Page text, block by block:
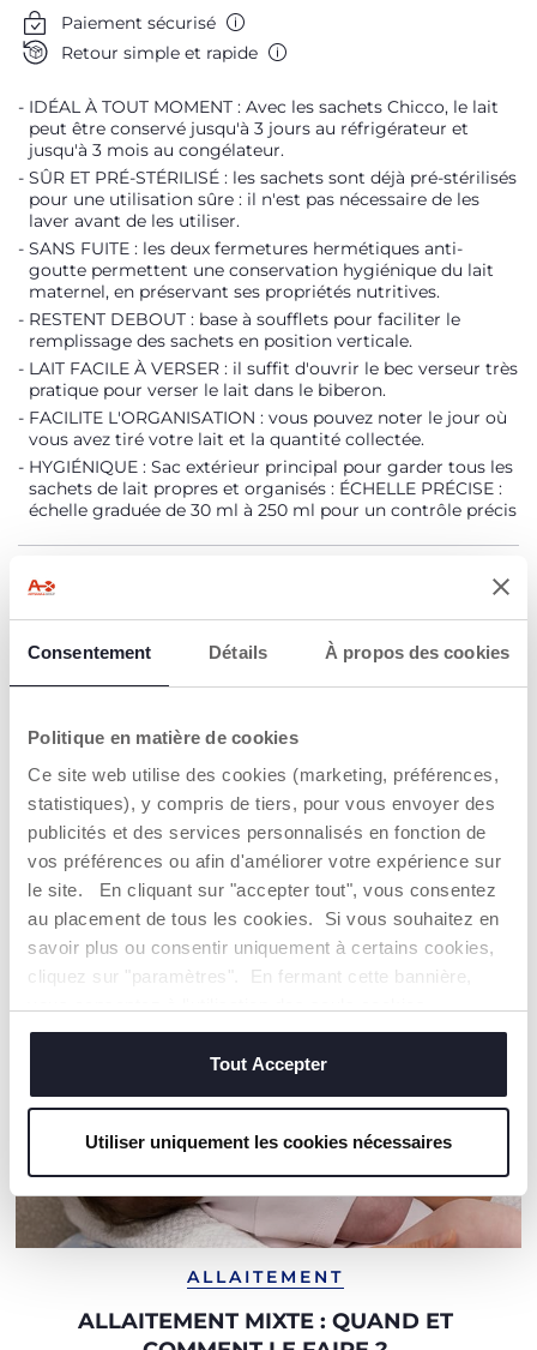
Consentement Détails À propos des cookies
Politique en matière de cookies
Ce site web utilise des cookies (marketing, préférences,
statistiques), y compris de tiers, pour vous envoyer des
publicités et des services personnalisés en fonction de
vos préférences ou afin d'améliorer votre expérience sur
le site. En cliquant sur "accepter tout", vous consentez
au placement de tous les cookies. Si vous souhaitez en
savoir plus ou consentir uniquement à certains cookies,
cliquez sur "paramètres". En fermant cette bannière,
techniques, qui sont essentiels au service demandé.
Tout Accepter
Utiliser uniquement les cookies nécessaires
Paiement sécurisé
Retour simple et rapide
IDÉAL À TOUT MOMENT : Avec les sachets Chicco, le lait
peut être conservé jusqu'à 3 jours au réfrigérateur et
jusqu'à 3 mois au congélateur.
SÛR ET PRÉ-STÉRILISÉ : les sachets sont déjà pré-stérilisés
pour une utilisation sûre : il n'est pas nécessaire de les
laver avant de les utiliser.
SANS FUITE : les deux fermetures hermétiques anti-
goutte permettent une conservation hygiénique du lait
maternel, en préservant ses propriétés nutritives.
RESTENT DEBOUT : base à soufflets pour faciliter le
remplissage des sachets en position verticale.
LAIT FACILE À VERSER : il suffit d'ouvrir le bec verseur très
pratique pour verser le lait dans le biberon.
FACILITE L'ORGANISATION : vous pouvez noter le jour où
vous avez tiré votre lait et la quantité collectée.
HYGIÉNIQUE : Sac extérieur principal pour garder tous les
sachets de lait propres et organisés : ÉCHELLE PRÉCISE :
échelle graduée de 30 ml à 250 ml pour un contrôle précis
DÉTAILS DU PRODUIT
AVERTISSEMENTS ET INSTRUCTIONS
Trouver un Revendeur
NOS RECOMMANDATIONS
ALLAITEMENT
ALLAITEMENT MIXTE : QUAND ET